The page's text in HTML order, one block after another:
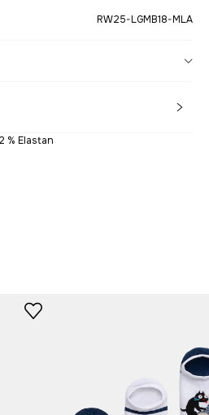
RW25-LGMB18-MLA
% Elastan